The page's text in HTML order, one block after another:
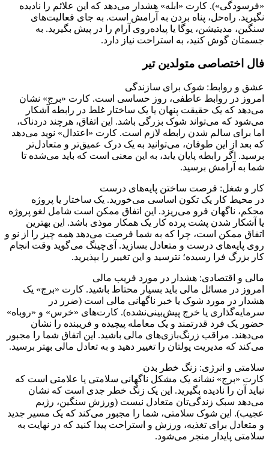
«فرسودگی»). کارت «ابله» هشدار می‌دهد که این علائم را نادیده
نگیرید. راه‌حل، پناه بردن به آرامش است. به جای فعالیت‌های
سنگین، مدیتیشن، یوگا یا پیاده‌روی آرام را در پیش بگیرید. به
جسمتان گوش کنید، به استراحت نیاز دارد.
فال اختصاصی متولدین تیر
عشق و روابط: شوک برای سازندگی
امروز در روابط عاطفی، روز حساسی است. کارت «برج» نشان
می‌دهد که یک حقیقت پنهان یا یک ساختار غلط در رابطه آشکار
می‌شود که می‌تواند شوک بزرگی باشد. این اتفاق، هرچند دردناک،
اما برای سالم شدن رابطه لازم است. کارت «اعتدال» نوید می‌دهد
که بعد از این طوفان، می‌توانید به یک درک عمیق‌تر و متعادل‌تر
برسید. اگر رابطه پایان یابد، به این معنی است که باید می‌شده تا
شما به آرامش برسید.
کار و شغل: فرصت ساختن پایه‌های درست
در محیط کار یک تکون اساسی می‌خورید. یک ساختار یا پروژه
محکم، ناگهان فرو می‌ریزد. این اتفاق ممکن است شامل لغو پروژه
یا آشکار شدن پشت پرده کار یک همکار موذی باشد. این بهترین
اتفاق ممکن است، چرا که به شما فرصت می‌دهد همه چیز را از نو و
روی پایه‌های درست و متعادل بسازید. آی‌چینگ می‌گوید وقت انجام
کار بزرگ فرا رسیده؛ نترسید و این تغییر را بپذیرید.
مالی و اقتصادی: هشدار در مورد فریب مالی
امروز در مسائل مالی باید بسیار محتاط باشید. کارت «برج» یک
هشدار در مورد شوک یا خبر ناگهانی مالی است (ضرر در
سرمایه‌گذاری یا خرج پیش‌بینی‌نشده). کارت‌های «خرس» و «روباه»
حضور یک فرد قدرتمند و یک معامله پیچیده و فریبنده را نشان
می‌دهند. مراقب زرنگ‌بازی‌های مالی باشید. این اتفاق شما را مجبور
می‌کند که مدیریت پولتان را تغییر دهید و به تعادل مالی بهتر برسید.
سلامتی و انرژی: زنگ خطر بدن
کارت «برج» نشانه یک مشکل ناگهانی سلامتی یا علامتی است که
نباید آن را نادیده بگیرید. این یک زنگ خطر جدی است که نشان
می‌دهد سبک زندگی‌تان متعادل نیست (ورزش سنگین، رژیم
عجیب). این شوک سلامتی، شما را مجبور می‌کند که یک مسیر جدید
و متعادل برای تغذیه، ورزش و استراحت پیدا کنید که در نهایت به
سلامتی پایدار منجر می‌شود.